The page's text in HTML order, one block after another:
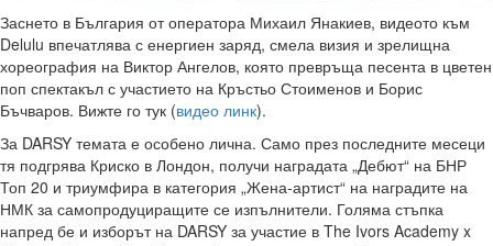
Заснето в България от оператора Михаил Янакиев, видеото към
Delulu впечатлява с енергиен заряд, смела визия и зрелищна
хореография на Виктор Ангелов, която превръща песента в цветен
поп спектакъл с участието на Кръстьо Стоименов и Борис
Бъчваров. Вижте го тук (видео линк).
За DARSY темата е особено лична. Само през последните месеци
тя подгрява Криско в Лондон, получи наградата „Дебют“ на БНР
Топ 20 и триумфира в категория „Жена-артист“ на наградите на
НМК за самопродуциращите се изпълнители. Голяма стъпка
напред бе и изборът на DARSY за участие в The Ivors Academy x